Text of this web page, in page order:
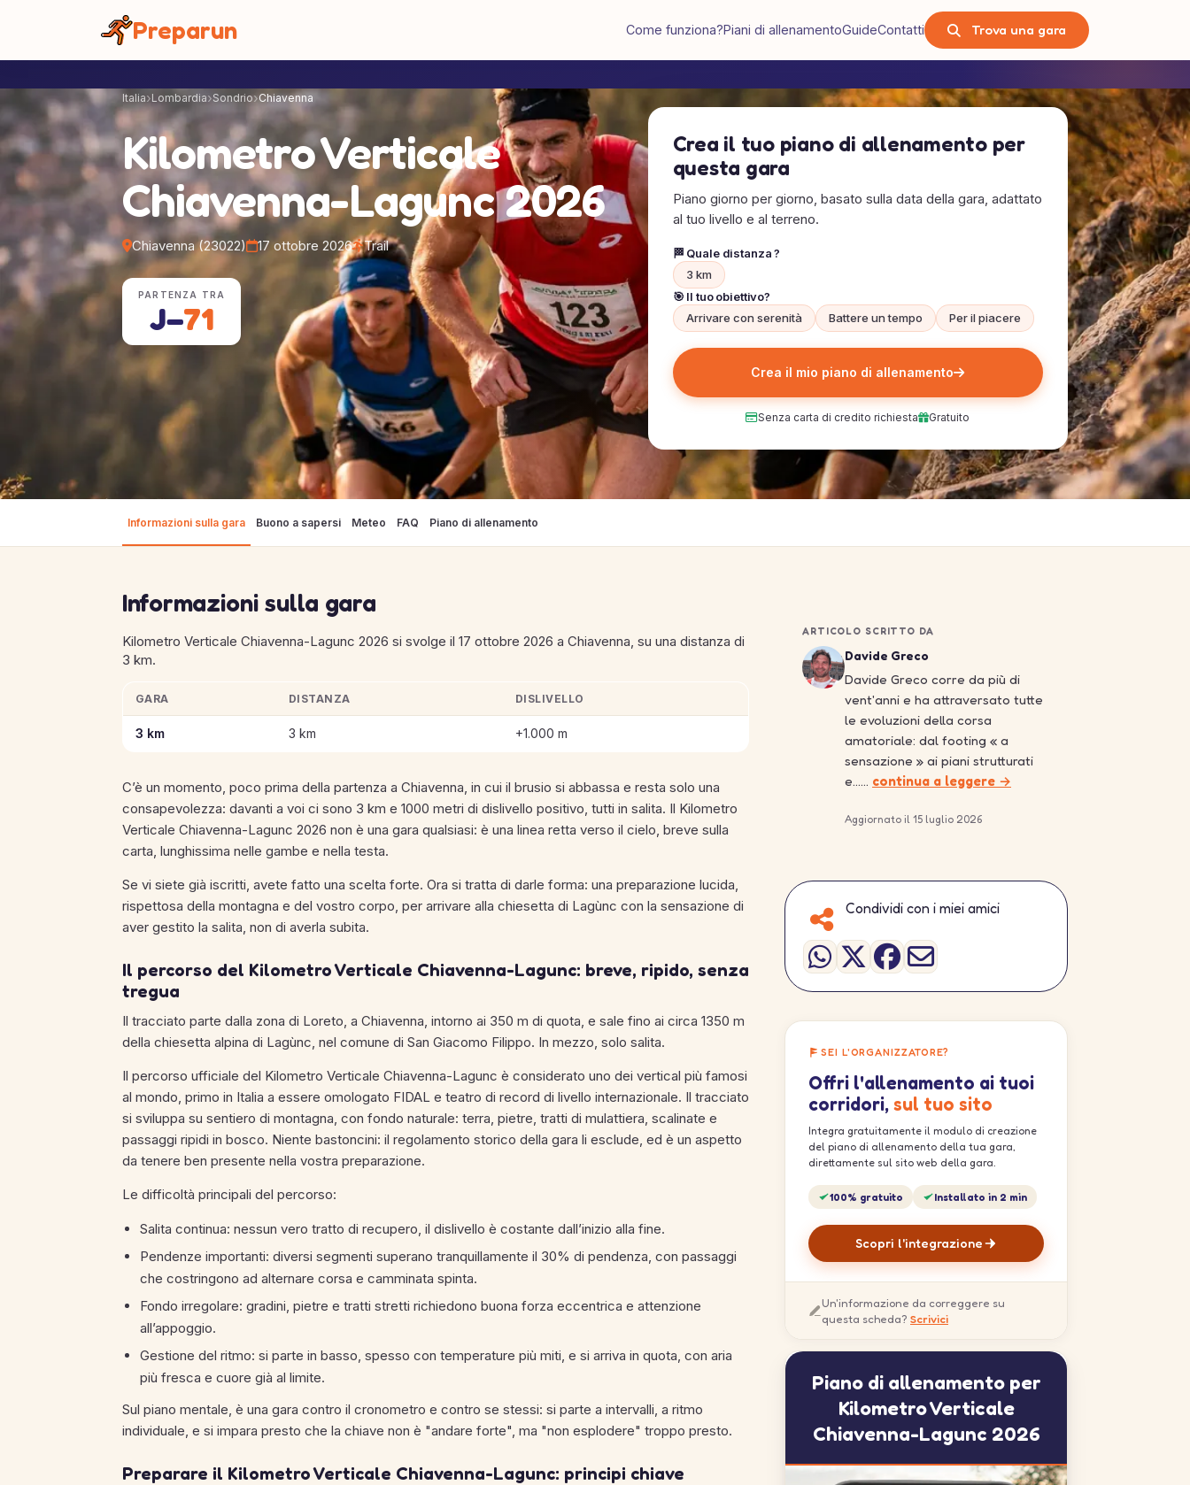
Preparun Come funziona?Piani di allenamentoGuideContatti Trova una gara
Italia Lombardia Sondrio Chiavenna
Kilometro Verticale
Chiavenna-Lagunc 2026
Chiavenna (23022) 17 ottobre 2026 Trail
PARTENZA TRA
J−71
Crea il tuo piano di allenamento per
questa gara
Piano giorno per giorno, basato sulla data della gara, adattato
al tuo livello e al terreno.
🏁 Quale distanza ?
3 km
🎯 Il tuo obiettivo?
Arrivare con serenità
Battere un tempo Per il piacere
Crea il mio piano di allenamento
Senza carta di credito richiesta Gratuito
Informazioni sulla gara Buono a sapersi Meteo FAQ Piano di allenamento
Informazioni sulla gara
Kilometro Verticale Chiavenna-Lagunc 2026 si svolge il 17 ottobre 2026 a Chiavenna, su una distanza di
3 km.
Informazioni chiave sulle gare di Kilometro Verticale Chiavenna-Lagunc 2026
GARA DISTANZA DISLIVELLO
3 km 3 km +1.000 m
C’è un momento, poco prima della partenza a Chiavenna, in cui il brusio si abbassa e resta solo una
consapevolezza: davanti a voi ci sono 3 km e 1000 metri di dislivello positivo, tutti in salita. Il Kilometro
Verticale Chiavenna-Lagunc 2026 non è una gara qualsiasi: è una linea retta verso il cielo, breve sulla
carta, lunghissima nelle gambe e nella testa.
Se vi siete già iscritti, avete fatto una scelta forte. Ora si tratta di darle forma: una preparazione lucida,
rispettosa della montagna e del vostro corpo, per arrivare alla chiesetta di Lagùnc con la sensazione di
aver gestito la salita, non di averla subita.
Il percorso del Kilometro Verticale Chiavenna-Lagunc: breve, ripido, senza
tregua
Il tracciato parte dalla zona di Loreto, a Chiavenna, intorno ai 350 m di quota, e sale fino ai circa 1350 m
della chiesetta alpina di Lagùnc, nel comune di San Giacomo Filippo. In mezzo, solo salita.
Il percorso ufficiale del Kilometro Verticale Chiavenna-Lagunc è considerato uno dei vertical più famosi
al mondo, primo in Italia a essere omologato FIDAL e teatro di record di livello internazionale. Il tracciato
si sviluppa su sentiero di montagna, con fondo naturale: terra, pietre, tratti di mulattiera, scalinate e
passaggi ripidi in bosco. Niente bastoncini: il regolamento storico della gara li esclude, ed è un aspetto
da tenere ben presente nella vostra preparazione.
Le difficoltà principali del percorso:
Salita continua: nessun vero tratto di recupero, il dislivello è costante dall’inizio alla fine.
Pendenze importanti: diversi segmenti superano tranquillamente il 30% di pendenza, con passaggi
che costringono ad alternare corsa e camminata spinta.
Fondo irregolare: gradini, pietre e tratti stretti richiedono buona forza eccentrica e attenzione
all’appoggio.
Gestione del ritmo: si parte in basso, spesso con temperature più miti, e si arriva in quota, con aria
più fresca e cuore già al limite.
Sul piano mentale, è una gara contro il cronometro e contro se stessi: si parte a intervalli, a ritmo
individuale, e si impara presto che la chiave non è "andare forte", ma "non esplodere" troppo presto.
Preparare il Kilometro Verticale Chiavenna-Lagunc: principi chiave
ARTICOLO SCRITTO DA
Davide Greco
Davide Greco corre da più di
vent'anni e ha attraversato tutte
le evoluzioni della corsa
amatoriale: dal footing « a
sensazione » ai piani strutturati
e…… continua a leggere →
Aggiornato il 15 luglio 2026
Condividi con i miei amici
SEI L'ORGANIZZATORE?
Offri l'allenamento ai tuoi
corridori, sul tuo sito
Integra gratuitamente il modulo di creazione
del piano di allenamento della tua gara,
direttamente sul sito web della gara.
100% gratuito Installato in 2 min
Scopri l'integrazione
Un'informazione da correggere su
questa scheda? Scrivici
Piano di allenamento per
Kilometro Verticale
Chiavenna-Lagunc 2026